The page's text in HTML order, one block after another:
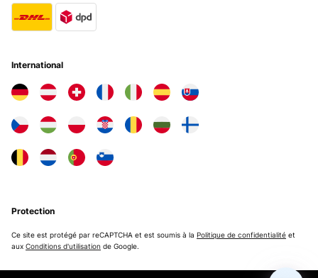
International
Protection
Ce site est protégé par reCAPTCHA et est soumis à la Politique de confidentialité et
aux Conditions d'utilisation de Google.